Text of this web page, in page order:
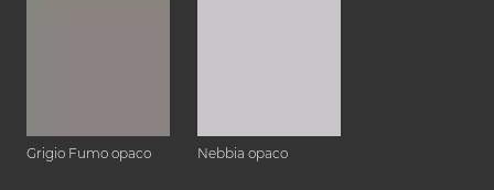
Grigio Fumo opaco Nebbia opaco